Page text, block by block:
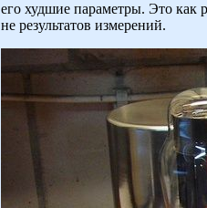
его худшие параметры. Это как
не результатов измерений.